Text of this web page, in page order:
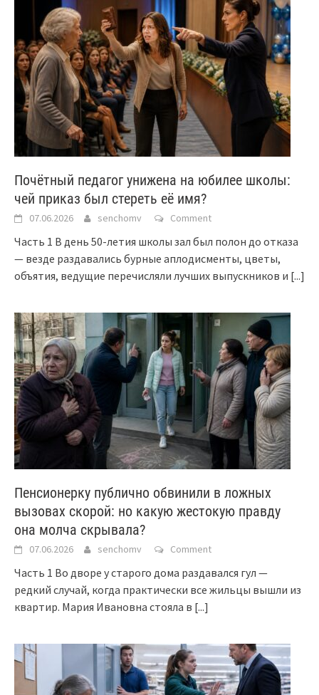
Почётный педагог унижена на юбилее школы:
чей приказ был стереть её имя?
07.06.2026 senchomv Comment
Часть 1 В день 50-летия школы зал был полон до отказа
— везде раздавались бурные аплодисменты, цветы,
объятия, ведущие перечисляли лучших выпускников и [...]
Пенсионерку публично обвинили в ложных
вызовах скорой: но какую жестокую правду
она молча скрывала?
07.06.2026 senchomv Comment
Часть 1 Во дворе у старого дома раздавался гул —
редкий случай, когда практически все жильцы вышли из
квартир. Мария Ивановна стояла в [...]